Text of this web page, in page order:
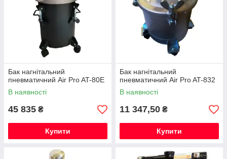
Бак нагнітальний
пневматичний Air Pro AT-80E
В наявності
45 835 ₴
Купити
Бак нагнітальний
пневматичний Air Pro AT-832
В наявності
11 347,50 ₴
Купити